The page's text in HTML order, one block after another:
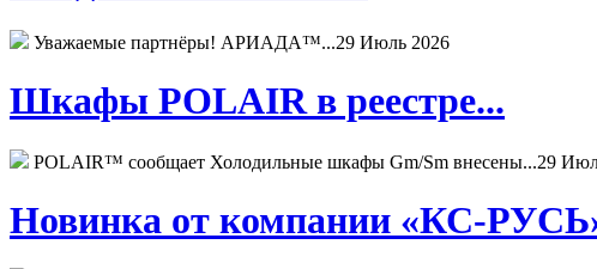
Уважаемые партнёры! АРИАДА™...29 Июль 2026
Шкафы POLAIR в реестре...
POLAIR™ сообщает Холодильные шкафы Gm/Sm внесены...29
Новинка от компании «КС-